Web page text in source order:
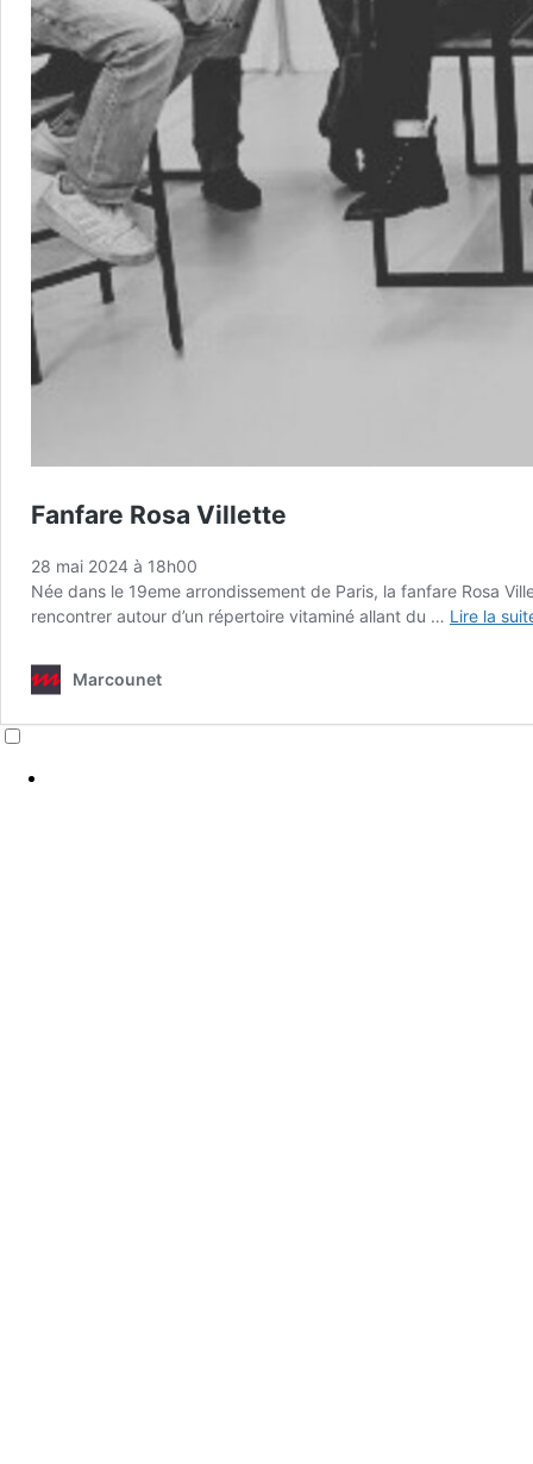
Fanfare Rosa Villette
28 mai 2024 à 18h00
Née dans le 19eme arrondissement de Paris, la fanfare Rosa
rencontrer autour d’un répertoire vitaminé allant du … Lire la
Marcounet